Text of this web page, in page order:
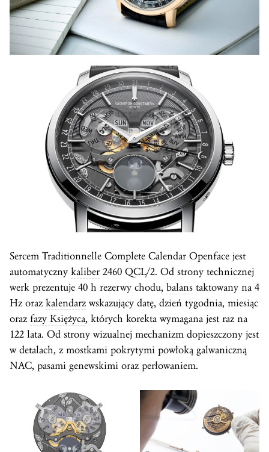
Sercem Traditionnelle Complete Calendar Openface jest
automatyczny kaliber 2460 QCL/2. Od strony technicznej
werk prezentuje 40 h rezerwy chodu, balans taktowany na 4
Hz oraz kalendarz wskazujący datę, dzień tygodnia, miesiąc
oraz fazy Księżyca, których korekta wymagana jest raz na
122 lata. Od strony wizualnej mechanizm dopieszczony jest
w detalach, z mostkami pokrytymi powłoką galwaniczną
NAC, pasami genewskimi oraz perłowaniem.